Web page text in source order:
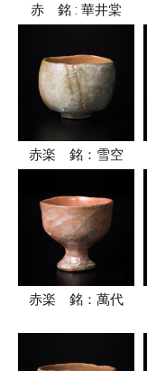
赤 銘 : 華井棠
赤楽 銘：雪空
赤楽 銘：萬代